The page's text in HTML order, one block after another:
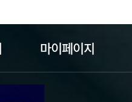
마이페이지